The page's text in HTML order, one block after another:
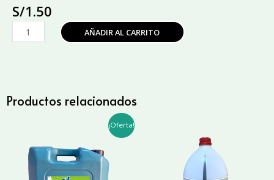
S/1.50
Lejía
500
AÑADIR AL CARRITO
Productos relacionados
¡Oferta!
era:
S/30.00.
precio
actual
es:
S/28.00.